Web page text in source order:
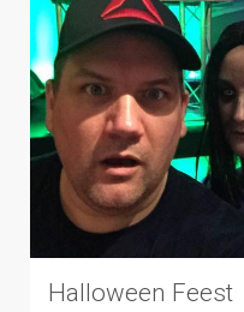
Halloween Feest